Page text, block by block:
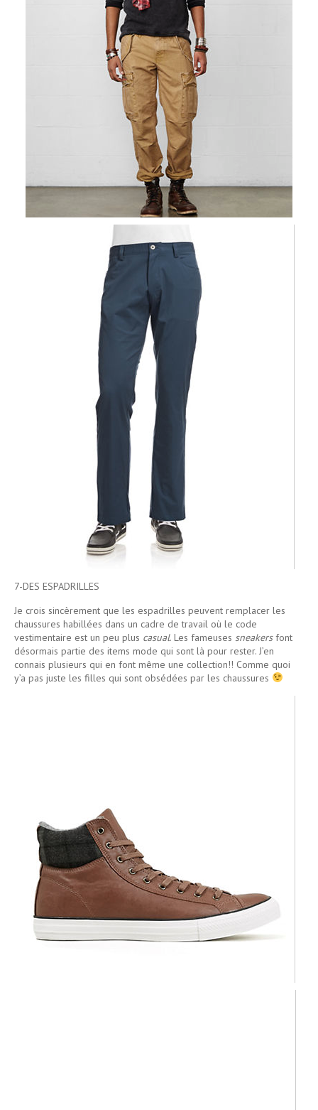
7-DES ESPADRILLES
Je crois sincèrement que les espadrilles peuvent remplacer les
chaussures habillées dans un cadre de travail où le code
vestimentaire est un peu plus casual. Les fameuses sneakersfont
désormais partie des items mode qui sont là pour rester. J’en
connais plusieurs qui en font même une collection!! Comme quoi
y’a pas juste les filles qui sont obsédées par les chaussures